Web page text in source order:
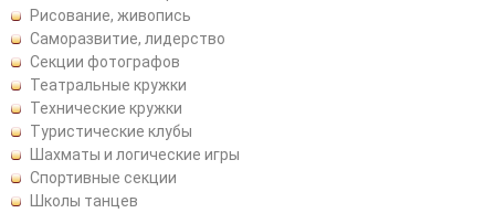
Рисование, живопись
Саморазвитие, лидерство
Секции фотографов
Театральные кружки
Технические кружки
Туристические клубы
Шахматы и логические игры
Спортивные секции
Школы танцев